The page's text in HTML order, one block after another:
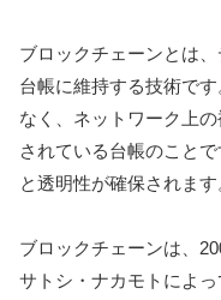
ブロックチェーンとは
台帳に維持する技術で
なく、ネットワーク上
されている台帳のこと
と透明性が確保されます
ブロックチェーンは、
サトシ・ナカモトによ